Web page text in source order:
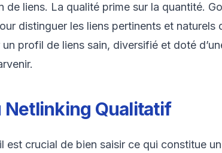
de liens. La qualité prime sur la quantité.
distinguer les liens pertinents et naturels
profil de liens sain, diversifié et doté
Netlinking Qualitatif
crucial de bien saisir ce qui constitue